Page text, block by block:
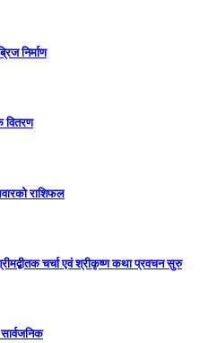
निर्माण
वितरण
राशिफल
चर्चा एवं श्रीकृष्ण कथा प्रवचन सुरु